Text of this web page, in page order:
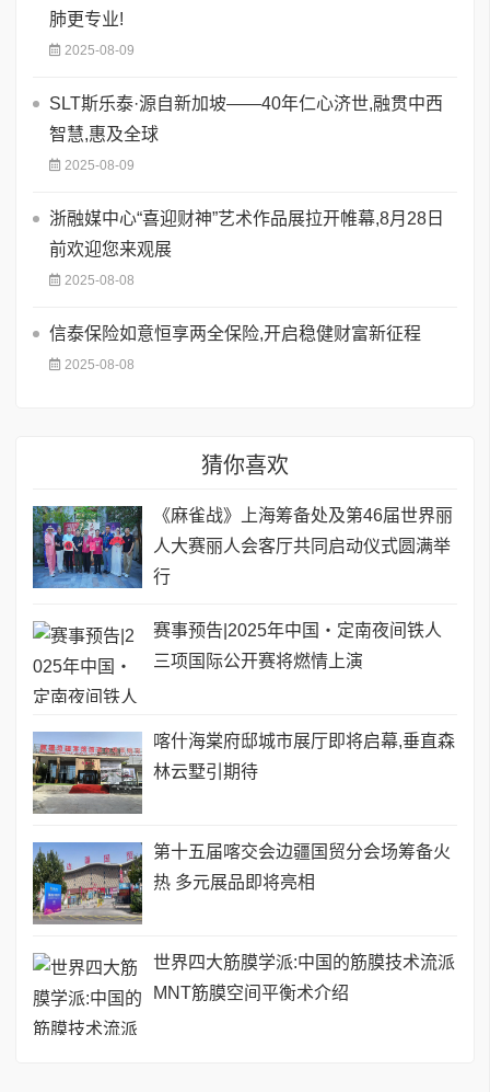
肺更专业!
2025-08-09
SLT斯乐泰·源自新加坡——40年仁心济世,融贯中西
智慧,惠及全球
2025-08-09
浙融媒中心“喜迎财神”艺术作品展拉开帷幕,8月28日
前欢迎您来观展
2025-08-08
信泰保险如意恒享两全保险,开启稳健财富新征程
2025-08-08
猜你喜欢
《麻雀战》上海筹备处及第46届世界丽
人大赛丽人会客厅共同启动仪式圆满举
行
赛事预告|2025年中国・定南夜间铁人
三项国际公开赛将燃情上演
喀什海棠府邸城市展厅即将启幕,垂直森
林云墅引期待
第十五届喀交会边疆国贸分会场筹备火
热 多元展品即将亮相
世界四大筋膜学派:中国的筋膜技术流派
MNT筋膜空间平衡术介绍